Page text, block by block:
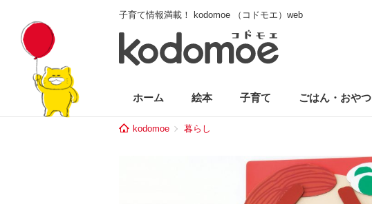
子育て情報満載！ kodomoe （コドモエ）web
ホーム 絵本 子育て ごはん・おやつ
kodomoe 暮らし